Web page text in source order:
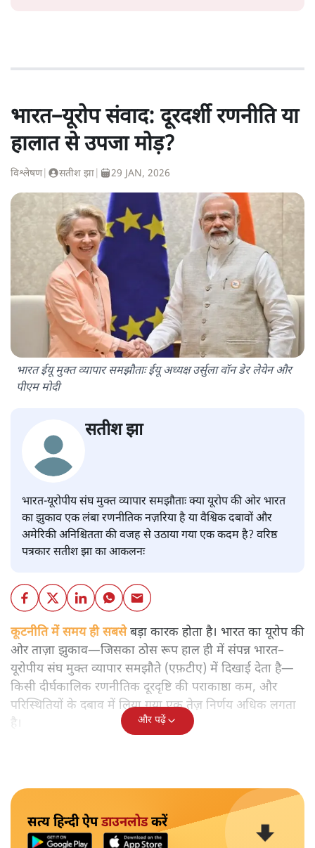
भारत–यूरोप संवाद: दूरदर्शी रणनीति या
हालात से उपजा मोड़?
विश्लेषण| सतीश झा 29 JAN, 2026
भारत ईयू मुक्त व्यापार समझौताः ईयू अध्यक्ष उर्सुला वॉन डेर लेयेन और
पीएम मोदी
सतीश झा
भारत-यूरोपीय संघ मुक्त व्यापार समझौताः क्या यूरोप की ओर भारत
का झुकाव एक लंबा रणनीतिक नज़रिया है या वैश्विक दबावों और
अमेरिकी अनिश्चितता की वजह से उठाया गया एक कदम है? वरिष्ठ
पत्रकार सतीश झा का आकलनः
कूटनीति में समय ही सबसेबड़ा कारक होता है। भारत का यूरोप की
ओर ताज़ा झुकाव—जिसका ठोस रूप हाल ही में संपन्न भारत–
यूरोपीय संघ मुक्त व्यापार समझौते (एफ़टीए) में दिखाई देता है—
किसी दीर्घकालिक रणनीतिक दूरदृष्टि की पराकाष्ठा कम, और
परिस्थितियों के दबाव में लिया गया एक तेज़ निर्णय अधिक लगता
है।
और पढ़ें
सत्य हिन्दी ऐपडाउनलोडकरें